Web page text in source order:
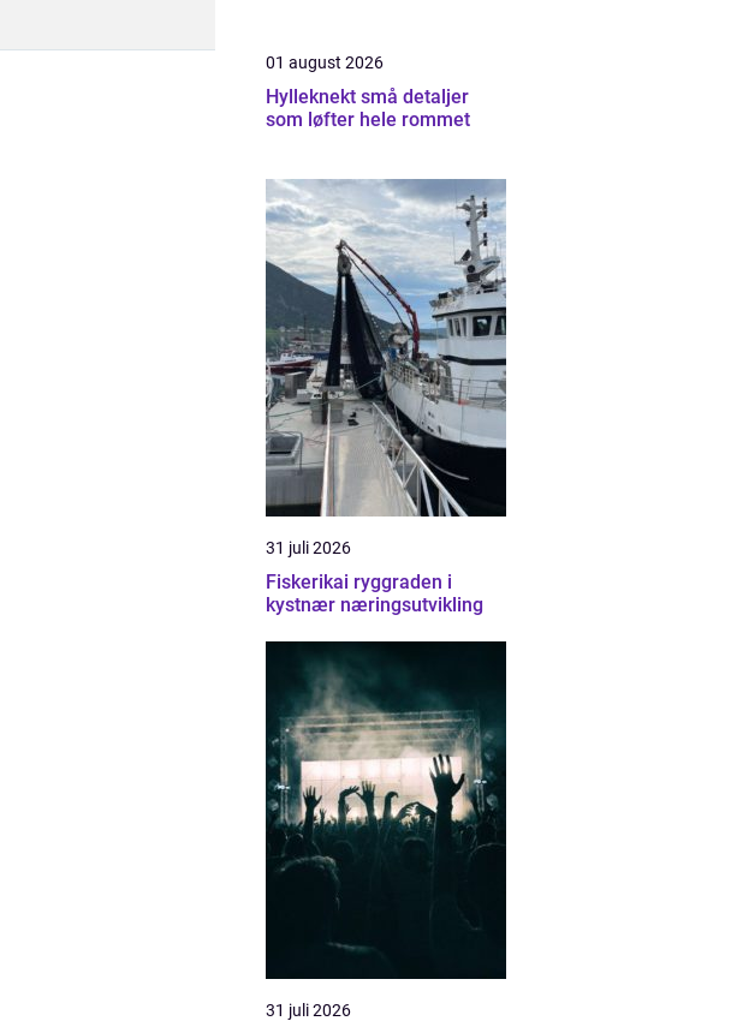
01 august 2026
Hylleknekt små detaljer
som løfter hele rommet
31 juli 2026
Fiskerikai ryggraden i
kystnær næringsutvikling
31 juli 2026